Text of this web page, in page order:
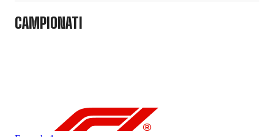
CAMPIONATI